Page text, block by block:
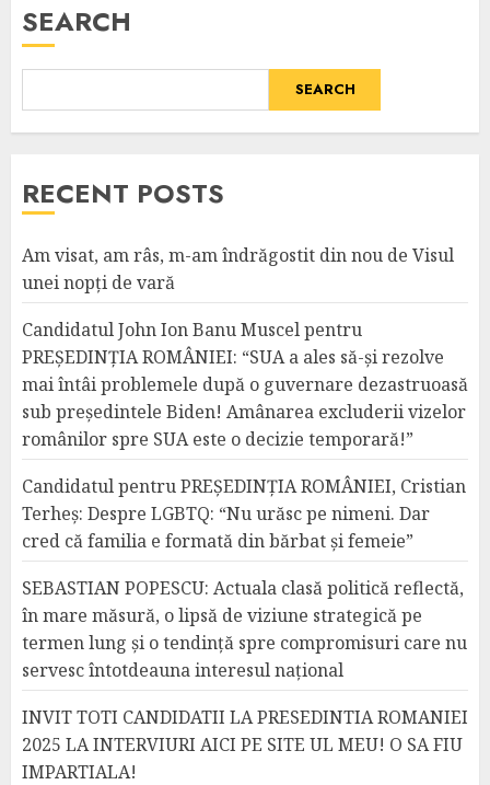
SEARCH
SEARCH
RECENT POSTS
Am visat, am râs, m-am îndrăgostit din nou de Visul
unei nopți de vară
Candidatul John Ion Banu Muscel pentru
PREȘEDINȚIA ROMÂNIEI: “SUA a ales să-și rezolve
mai întâi problemele după o guvernare dezastruoasă
sub președintele Biden! Amânarea excluderii vizelor
românilor spre SUA este o decizie temporară!”
Candidatul pentru PREȘEDINȚIA ROMÂNIEI, Cristian
Terheș: Despre LGBTQ: “Nu urăsc pe nimeni. Dar
cred că familia e formată din bărbat și femeie”
SEBASTIAN POPESCU: Actuala clasă politică reflectă,
în mare măsură, o lipsă de viziune strategică pe
termen lung și o tendință spre compromisuri care nu
servesc întotdeauna interesul național
INVIT TOTI CANDIDATII LA PRESEDINTIA ROMANIEI
2025 LA INTERVIURI AICI PE SITE UL MEU! O SA FIU
IMPARTIALA!